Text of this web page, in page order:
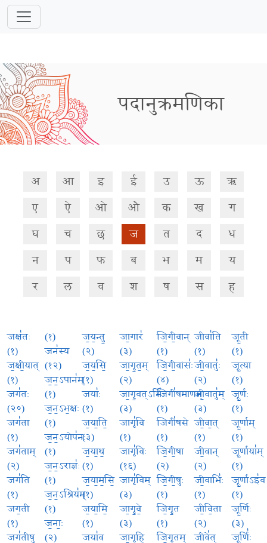
पदानुक्रमणिका
अ आ इ ई उ ऊ ऋ
ए ऐ ओ औ क ख ग
घ च छ ज त द ध
न प फ ब भ म य
र ल व श ष स ह
जक्ष॑तः
(१)
ज॒क्षी॒यात्
(१)
जग॑तः
(२०)
जग॑ता
(१)
जग॑ताम्
(२)
जग॑ति
(१)
जग॒ती
(१)
जग॑तीषु
(१)
जन॑स्य
(१२)
ज॒न॒ऽपान॑म्
(१)
ज॒न॒ऽभ॒क्षः
(१)
ज॒न॒ऽयोप॑नः
(१)
ज॒न॒ऽराज्ञः॑
(१)
ज॒न॒ऽश्रिय॑म्
(१)
ज॒नाः॒
(२)
ज॒य॒न्तु॒
(२)
ज॒य॒सि॒
(१)
जयाः॑
(१)
ज॒या॒ति॒
(३)
ज॒या॒थ॒
(१)
ज॒या॒म॒सि॒
(१)
ज॒या॒मि॒
(१)
जया॑व
जा॒गार॑
(३)
जा॒गृ॒त॒म्
(२)
जा॒गृ॒वत्ऽभिः॑
(३)
जागृ॑वि
(१)
जागृ॑विः
(१६)
जागृ॑विम्
(३)
जा॒गृ॒वे॒
(३)
जा॒गृ॒हि
जि॒गी॒वान्
(१)
जि॒गी॒वांसः॑
(४)
जिगी॑षमाणम्
(१)
जिगी॑षसे
(१)
जि॒गी॒षा
(२)
जि॒गी॒षुः
(१)
जि॒गृ॒त
(१)
जि॒गृ॒तम्
जीवा॑ति
(१)
जी॒वातुः॑
(२)
जी॒वातु॑म्
(३)
जी॒वा॒त्
(१)
जी॒वान्
(२)
जी॒वाभिः॑
(१)
जी॒वि॒ता
(२)
जीवे॑त्
जू॒ती
(१)
जू॒त्या
(१)
जू॒र्णः
(१)
जू॒र्णाम्
(१)
जू॒र्णाया॑म्
(१)
जू॒र्णाऽइ॑व
(१)
जू॒र्णिः
(३)
जूर्णिः॑